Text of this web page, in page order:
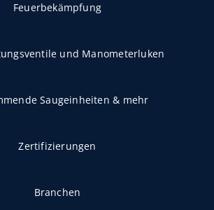
Feuerbekämpfung
und Manometerluken
Saugeinheiten & mehr
Zertifizierungen
Branchen